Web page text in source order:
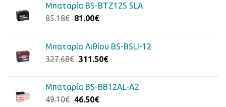
Μπαταρία BS-BTZ12S SLA
85.18€ Original
85.18€.
81.00€Η
είναι:
81.00€.
Μπαταρία Λιθίου BS-BSLI-12
327.68€ Original
327.68€.
311.50€Η
είναι:
Μπαταρία BS-BB12AL-A2
49.10€ Original
46.50€Η